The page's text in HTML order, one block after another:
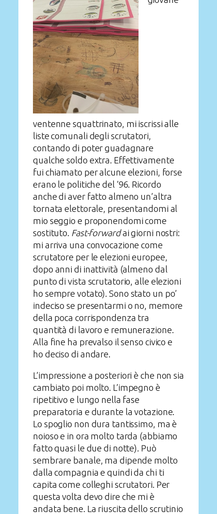
ventenne squattrinato, mi iscrissi alle
liste comunali degli scrutatori,
contando di poter guadagnare
qualche soldo extra. Effettivamente
fui chiamato per alcune elezioni, forse
erano le politiche del ’96. Ricordo
anche di aver fatto almeno un’altra
tornata elettorale, presentandomi al
mio seggio e proponendomi come
sostituto. Fast-forwardai giorni nostri:
mi arriva una convocazione come
scrutatore per le elezioni europee,
dopo anni di inattività (almeno dal
punto di vista scrutatorio, alle elezioni
ho sempre votato). Sono stato un po’
indeciso se presentarmi o no, memore
della poca corrispondenza tra
quantità di lavoro e remunerazione.
Alla fine ha prevalso il senso civico e
ho deciso di andare.
L’impressione a posteriori è che non sia
cambiato poi molto. L’impegno è
ripetitivo e lungo nella fase
preparatoria e durante la votazione.
Lo spoglio non dura tantissimo, ma è
noioso e in ora molto tarda (abbiamo
fatto quasi le due di notte). Può
sembrare banale, ma dipende molto
dalla compagnia e quindi da chi ti
capita come colleghi scrutatori. Per
questa volta devo dire che mi è
andata bene. La riuscita dello scrutinio